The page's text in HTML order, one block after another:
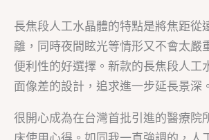
長焦段人工水晶體的特點是將焦距從
離，同時夜間眩光等情形又不會太嚴
便利性的好選擇。新款的長焦段人工
面像差的設計，追求進一步延長景深。
很開心成為在台灣首批引進的醫療院